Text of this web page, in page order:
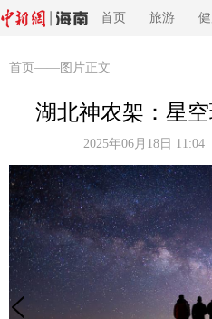
首页 旅游
首页 ——图片正文
湖北神农架：星
2025年06月18日